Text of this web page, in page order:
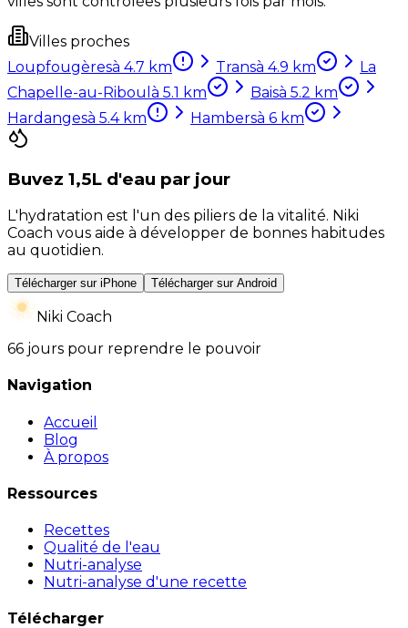
Villes proches
Loupfougèresà 4.7 km Transà 4.9 km
La
Chapelle-au-Riboul à 5.1 km Baisà 5.2 km
Hardangesà 5.4km Hambersà 6 km
Buvez 1,5L d'eau par jour
L'hydratation est l'un des piliers de la vitalité. Niki
Coach vous aide à développer de bonnes habitudes
au quotidien.
Télécharger sur iPhone Télécharger sur Android
Niki Coach
66 jours pour reprendre le pouvoir
Navigation
Accueil
Blog
À propos
Ressources
Recettes
Qualité de l'eau
Nutri-analyse
Nutri-analyse d'une recette
Télécharger